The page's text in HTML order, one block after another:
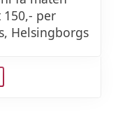
per
Helsingborgs